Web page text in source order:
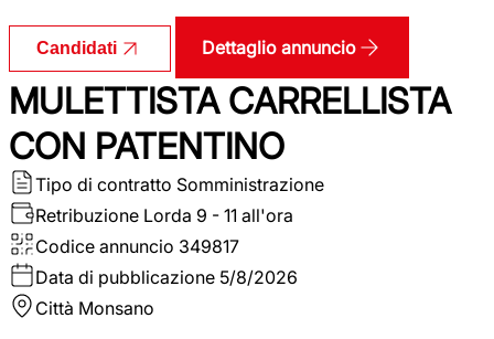
Candidati Dettaglio annuncio
MULETTISTA CARRELLISTA
CON PATENTINO
Tipo di contratto Somministrazione
Retribuzione Lorda 9 - 11 all'ora
Codice annuncio 349817
Data di pubblicazione 5/8/2026
Città Monsano